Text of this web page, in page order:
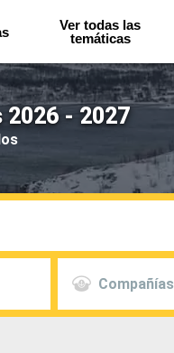
Ver todas las
temáticas
- 2027
Compañías